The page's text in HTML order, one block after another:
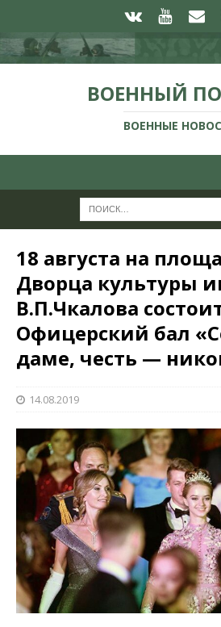
ВОЕННЫЙ
ВОЕННЫЕ
18 августа на
Дворца культуры
В.П.Чкалова
Офицерский бал
даме, честь —
14.08.2019